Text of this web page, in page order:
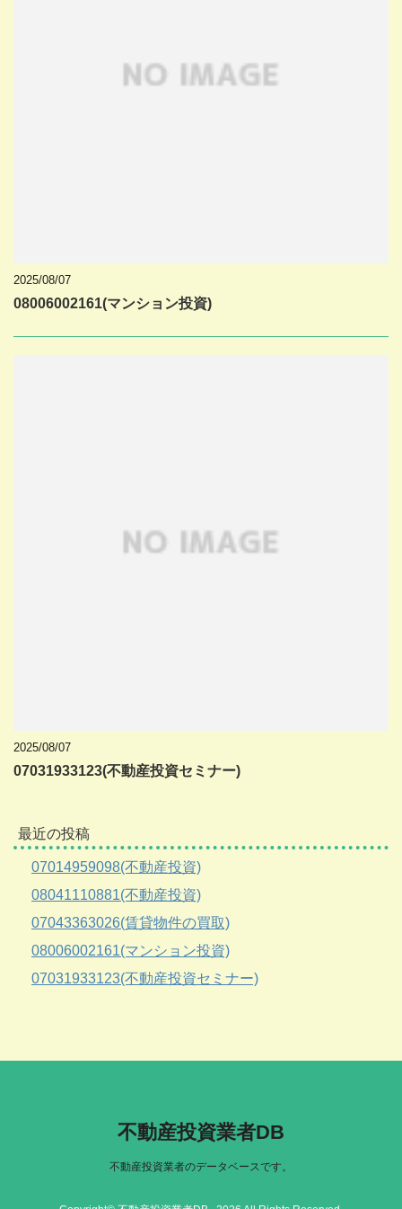
2025/08/07
08006002161(マンション投資)
2025/08/07
07031933123(不動産投資セミナー)
最近の投稿
07014959098(不動産投資)
08041110881(不動産投資)
07043363026(賃貸物件の買取)
08006002161(マンション投資)
07031933123(不動産投資セミナー)
不動産投資業者DB
不動産投資業者のデータベースです。